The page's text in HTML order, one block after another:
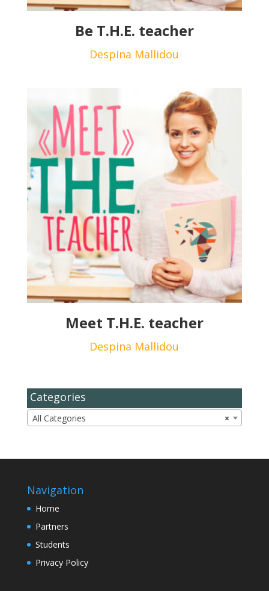
Be T.H.E. teacher
Despina Mallidou
Meet T.H.E. teacher
Despina Mallidou
Categories
×
All Categories
Navigation
Home
Partners
Students
Privacy Policy